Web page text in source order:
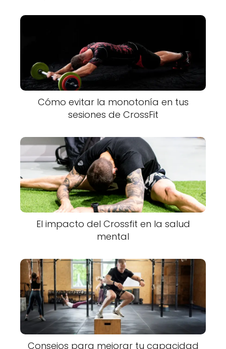
Cómo evitar la monotonía en tus
sesiones de CrossFit
El impacto del Crossfit en la salud
mental
Consejos para mejorar tu capacidad